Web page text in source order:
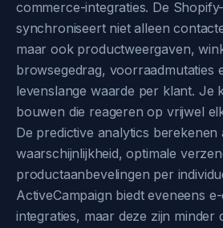
commerce-integraties. De
synchroniseert niet alleen
maar ook productweergaven,
browsegedrag, voorraadmutaties
levenslange waarde per klant. Je
bouwen die reageren op vrijwel
De predictive analytics
waarschijnlijkheid, optimale
productaanbevelingen per
ActiveCampaign biedt eveneens
integraties, maar deze zijn minder